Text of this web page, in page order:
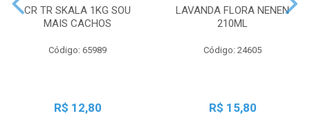
CR TR SKALA 1KG SOU
MAIS CACHOS
Código: 65989
R$ 12,80
LAVANDA FLORA NENEN
210ML
Código: 24605
R$ 15,80